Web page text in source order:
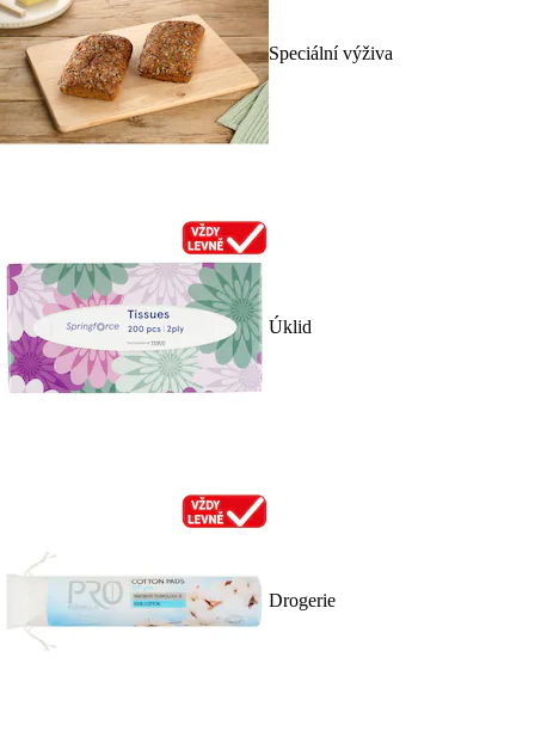
Speciální výživa
Úklid
Drogerie